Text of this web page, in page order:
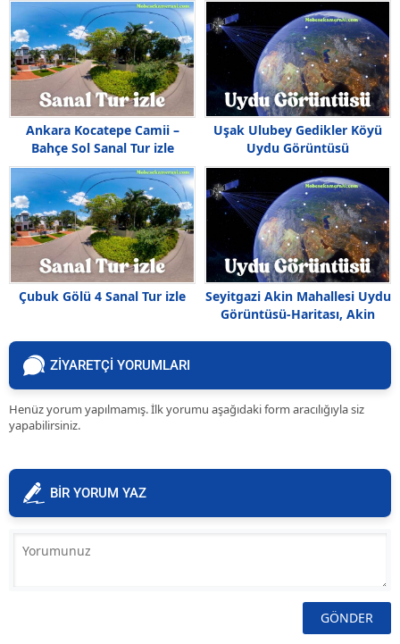
Ankara Kocatepe Camii –
Bahçe Sol Sanal Tur izle
Uşak Ulubey Gedikler Köyü
Uydu Görüntüsü
Çubuk Gölü 4 Sanal Tur izle
Seyitgazi Akin Mahallesi Uydu
Görüntüsü-Haritası, Akin
ZİYARETÇİ YORUMLARI
Henüz yorum yapılmamış. İlk yorumu aşağıdaki form aracılığıyla siz
yapabilirsiniz.
BİR YORUM YAZ